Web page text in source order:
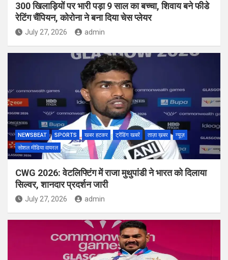
300 खिलाड़ियों पर भारी पड़ा 9 साल का बच्चा, शिवाय बने फीडे
रेटिंग चैंपियन, कोरोना ने बना दिया चेस प्लेयर
July 27, 2026 admin
NEWSBEAT SPORTS खबर हटकर ट्रेंडिंग खबरें ताज़ा ख़बर
न्यूज़
सोशल मीडिया वायरल
CWG 2026: वेटलिफ्टिंग में राजा मुथुपांडी ने भारत को दिलाया
सिल्वर, शानदार प्रदर्शन जारी
July 27, 2026 admin